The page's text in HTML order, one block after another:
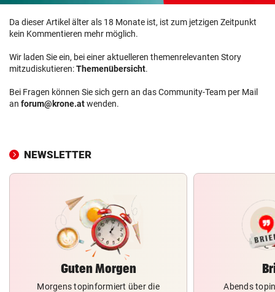
Da dieser Artikel älter als 18 Monate ist, ist zum jetzigen Zeitpunkt
kein Kommentieren mehr möglich.
Wir laden Sie ein, bei einer aktuelleren themenrelevanten Story
mitzudiskutieren:Themenübersicht.
Bei Fragen können Sie sich gern an das Community-Team per Mail
an forum@krone.atwenden.
NEWSLETTER
Guten Morgen
Morgens topinformiert über die
Abends